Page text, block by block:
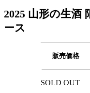
2025 山形の生酒
ース
販売価格
SOLD OUT